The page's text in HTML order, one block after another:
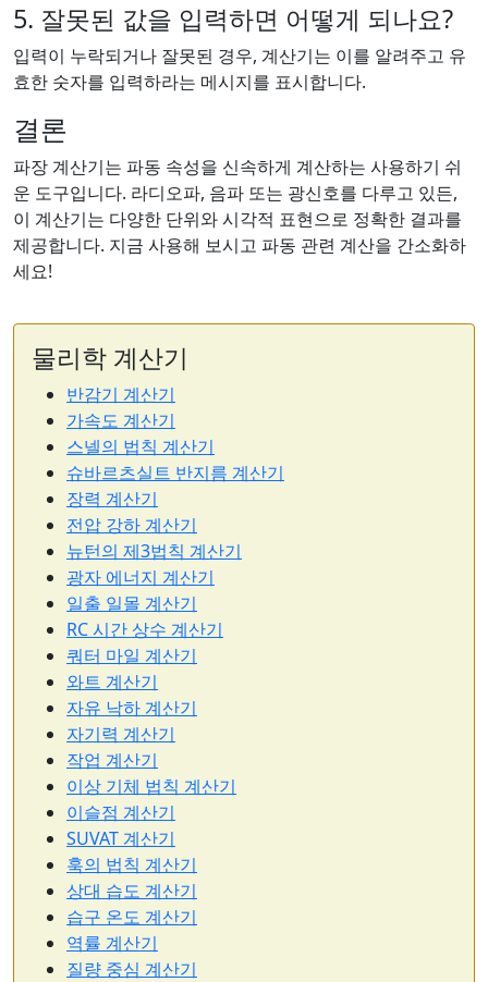
5. 잘못된 값을 입력하면 어떻게 되나요?
입력이 누락되거나 잘못된 경우, 계산기는 이를 알려주고 유
효한 숫자를 입력하라는 메시지를 표시합니다.
결론
파장 계산기는 파동 속성을 신속하게 계산하는 사용하기 쉬
운 도구입니다. 라디오파, 음파 또는 광신호를 다루고 있든,
이 계산기는 다양한 단위와 시각적 표현으로 정확한 결과를
제공합니다. 지금 사용해 보시고 파동 관련 계산을 간소화하
세요!
물리학 계산기
반감기 계산기
가속도 계산기
스넬의 법칙 계산기
슈바르츠실트 반지름 계산기
장력 계산기
전압 강하 계산기
뉴턴의 제3법칙 계산기
광자 에너지 계산기
일출 일몰 계산기
RC 시간 상수 계산기
쿼터 마일 계산기
와트 계산기
자유 낙하 계산기
자기력 계산기
작업 계산기
이상 기체 법칙 계산기
이슬점 계산기
SUVAT 계산기
훅의 법칙 계산기
상대 습도 계산기
습구 온도 계산기
역률 계산기
질량 중심 계산기